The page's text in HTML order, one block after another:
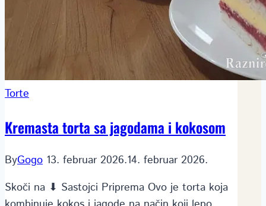
Torte
Kremasta torta sa jagodama i kokosom
ByGogo 13. februar 2026.14. februar 2026.
Skoči na ⬇ Sastojci Priprema Ovo je torta koja